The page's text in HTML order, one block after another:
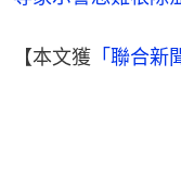
【本文獲 「聯合新